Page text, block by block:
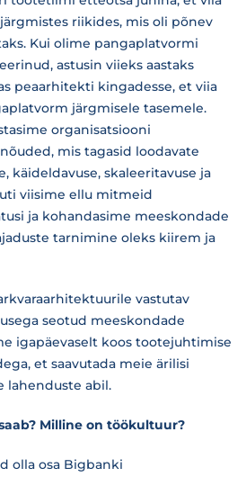
riikides, mis oli põnev
Kui olime pangaplatvormi
astusin viieks aastaks
peaarhitekti kingadesse, et viia
järgmisele tasemele.
organisatsiooni
mis tagasid loodavate
käideldavuse, skaleeritavuse ja
viisime ellu mitmeid
ja kohandasime meeskondade
tarnimine oleks kiirem ja
vastutav
seotud meeskondade
igapäevaselt koos tootejuhtimise
et saavutada meie ärilisi
lahenduste abil.
Milline on töökultuur?
olla osa Bigbanki